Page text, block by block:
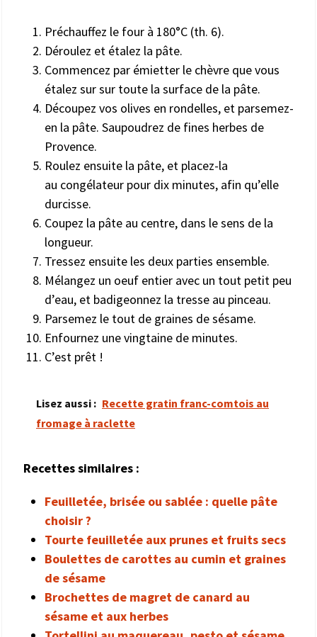
Préchauffez le four à 180°C (th. 6).
Déroulez et étalez la pâte.
Commencez par émietter le chèvre que vous
étalez sur sur toute la surface de la pâte.
Découpez vos olives en rondelles, et parsemez-
en la pâte. Saupoudrez de fines herbes de
Provence.
Roulez ensuite la pâte, et placez-la
au congélateur pour dix minutes, afin qu’elle
durcisse.
Coupez la pâte au centre, dans le sens de la
longueur.
Tressez ensuite les deux parties ensemble.
Mélangez un oeuf entier avec un tout petit peu
d’eau, et badigeonnez la tresse au pinceau.
Parsemez le tout de graines de sésame.
Enfournez une vingtaine de minutes.
C’est prêt !
Lisez aussi : Recette gratin franc-comtois au
fromage à raclette
Recettes similaires :
Feuilletée, brisée ou sablée : quelle pâte
choisir ?
Tourte feuilletée aux prunes et fruits secs
Boulettes de carottes au cumin et graines
de sésame
Brochettes de magret de canard au
sésame et aux herbes